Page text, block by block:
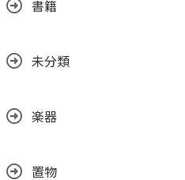
書籍
未分類
楽器
置物